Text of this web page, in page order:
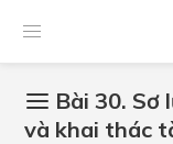
Bài 30. Sơ
và khai thác